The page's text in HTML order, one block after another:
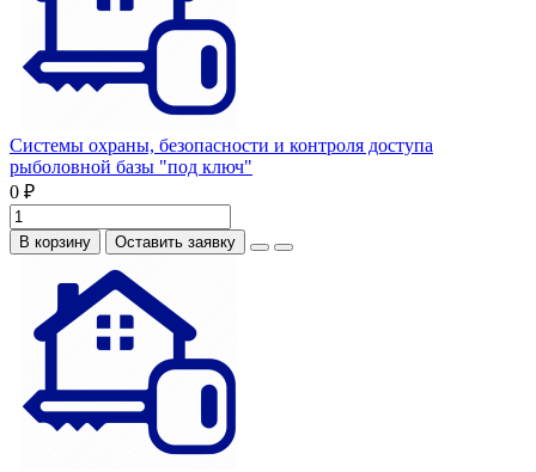
Системы охраны, безопасности и контроля доступа
рыболовной базы "под ключ"
0 ₽
В корзину Оставить заявку